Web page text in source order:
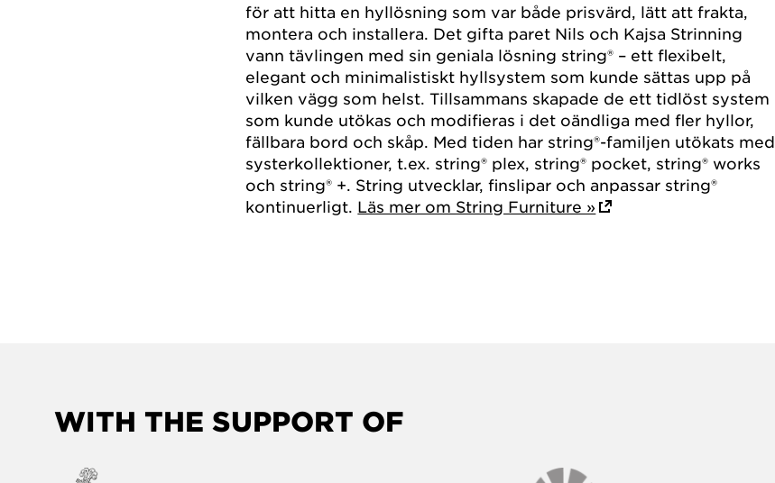
för att hitta en hyllösning som var både prisvärd, lätt att frakta,
montera och installera. Det gifta paret Nils och Kajsa Strinning
vann tävlingen med sin geniala lösning string® – ett flexibelt,
elegant och minimalistiskt hyllsystem som kunde sättas upp på
vilken vägg som helst. Tillsammans skapade de ett tidlöst system
som kunde utökas och modifieras i det oändliga med fler hyllor,
fällbara bord och skåp. Med tiden har string®-familjen utökats med
systerkollektioner, t.ex. string® plex, string® pocket, string® works
och string® +. String utvecklar, finslipar och anpassar string®
kontinuerligt. Läs mer om String Furniture »
WITH THE SUPPORT OF